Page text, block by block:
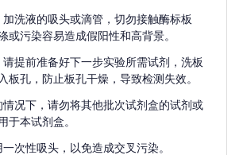
洗液的吸头或滴管，切勿接触酶标板
或污染容易造成假阳性和高背景。
提前准备好下一步实验所需试剂，洗板
板孔，防止板孔干燥，导致检测失效。
况下，请勿将其他批次试剂盒的试剂或
于本试剂盒。
次性吸头，以免造成交叉污染。